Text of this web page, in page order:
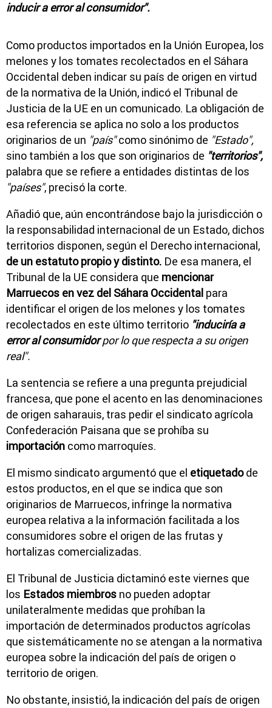
inducir a error al consumidor".
Como productos importados en la Unión Europea, los
melones y los tomates recolectados en el Sáhara
Occidental deben indicar su país de origen en virtud
de la normativa de la Unión, indicó el Tribunal de
Justicia de la UE en un comunicado. La obligación de
esa referencia se aplica no solo a los productos
originarios de un "país"como sinónimo de "Estado",
sino también a los que son originarios de "territorios",
palabra que se refiere a entidades distintas de los
"países", precisó la corte.
Añadió que, aún encontrándose bajo la jurisdicción o
la responsabilidad internacional de un Estado, dichos
territorios disponen, según el Derecho internacional,
de un estatuto propio y distinto. De esa manera, el
Tribunal de la UE considera que mencionar
Marruecos en vez del Sáhara Occidental para
identificar el origen de los melones y los tomates
recolectados en este último territorio "induciría a
error al consumidorpor lo que respecta a su origen
real".
La sentencia se refiere a una pregunta prejudicial
francesa, que pone el acento en las denominaciones
de origen saharauis, tras pedir el sindicato agrícola
Confederación Paisana que se prohíba su
importación como marroquíes.
El mismo sindicato argumentó que el etiquetadode
estos productos, en el que se indica que son
originarios de Marruecos, infringe la normativa
europea relativa a la información facilitada a los
consumidores sobre el origen de las frutas y
hortalizas comercializadas.
El Tribunal de Justicia dictaminó este viernes que
los Estados miembros no pueden adoptar
unilateralmente medidas que prohíban la
importación de determinados productos agrícolas
que sistemáticamente no se atengan a la normativa
europea sobre la indicación del país de origen o
territorio de origen.
No obstante, insistió, la indicación del país de origen